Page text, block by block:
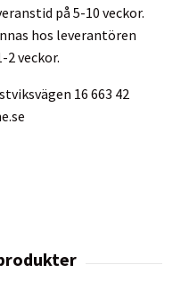
på 5-10 veckor.
hos leverantören
veckor.
16 663 42